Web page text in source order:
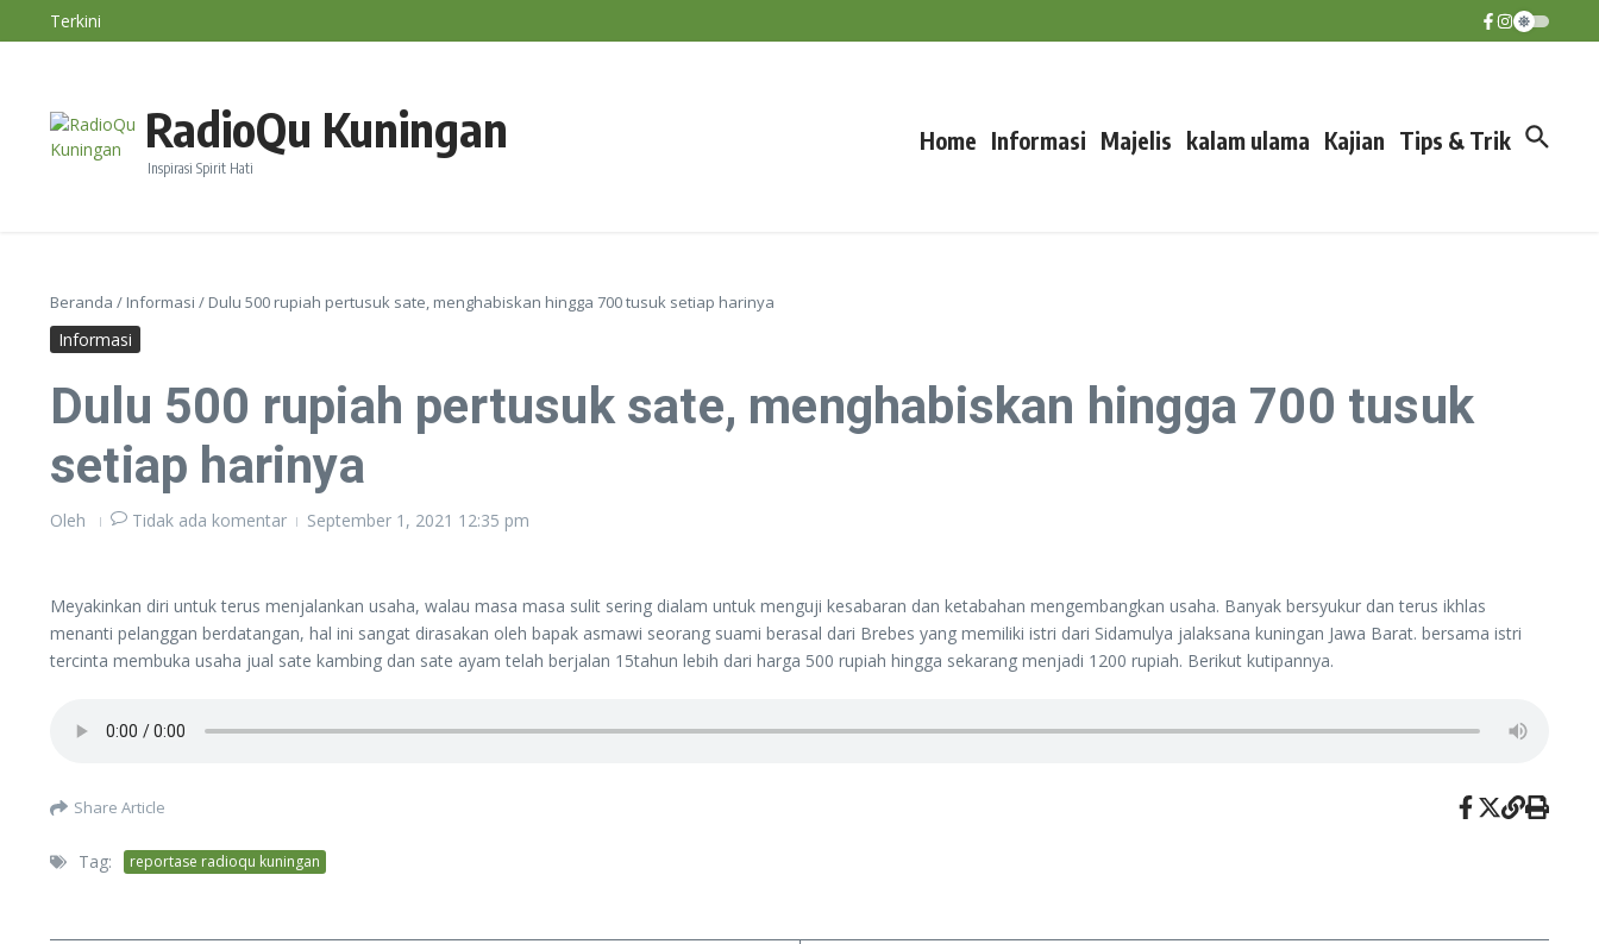
Lewati ke konten
Terkini
Nasihat Diri #191
RadioQu Kuningan
Inspirasi Spirit Hati
Home Informasi Majelis kalam ulama Kajian Tips & Trik
Beranda / Informasi / Dulu 500 rupiah pertusuk sate, menghabiskan hingga 700 tusuk setiap harinya
Informasi
Dulu 500 rupiah pertusuk sate, menghabiskan hingga 700 tusuk
setiap harinya
Oleh Tidak ada komentar September 1, 2021 12:35 pm
Meyakinkan diri untuk terus menjalankan usaha, walau masa masa sulit sering dialam untuk menguji kesabaran dan ketabahan mengembangkan usaha. Banyak bersyukur dan terus ikhlas
menanti pelanggan berdatangan, hal ini sangat dirasakan oleh bapak asmawi seorang suami berasal dari Brebes yang memiliki istri dari Sidamulya jalaksana kuningan Jawa Barat. bersama istri
tercinta membuka usaha jual sate kambing dan sate ayam telah berjalan 15tahun lebih dari harga 500 rupiah hingga sekarang menjadi 1200 rupiah. Berikut kutipannya.
Share Article
Tag: reportase radioqu kuningan